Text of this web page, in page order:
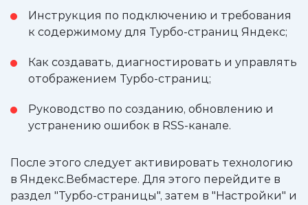
Инструкция по подключению и требования
к содержимому для Турбо-страниц Яндекс;
Как создавать, диагностировать и управлять
отображением Турбо-страниц;
Руководство по созданию, обновлению и
устранению ошибок в RSS-канале.
После этого следует активировать технологию
в Яндекс.Вебмастере. Для этого перейдите в
раздел "Турбо-страницы", затем в "Настройки" и